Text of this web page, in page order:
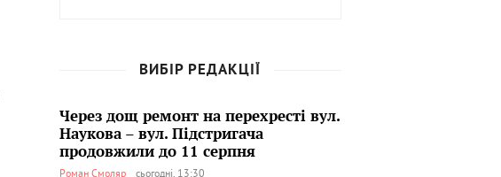
ВИБІР РЕДАКЦІЇ
Через дощ ремонт на перехресті вул.
Наукова – вул. Підстригача
продовжили до 11 серпня
Роман Смоляр сьогодні, 13:30